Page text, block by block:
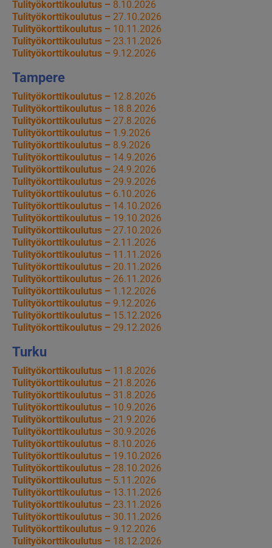
Tulityökorttikoulutus – 8.10.2026
Tulityökorttikoulutus – 27.10.2026
Tulityökorttikoulutus – 10.11.2026
Tulityökorttikoulutus – 23.11.2026
Tulityökorttikoulutus – 9.12.2026
Tampere
Tulityökorttikoulutus – 12.8.2026
Tulityökorttikoulutus – 18.8.2026
Tulityökorttikoulutus – 27.8.2026
Tulityökorttikoulutus – 1.9.2026
Tulityökorttikoulutus – 8.9.2026
Tulityökorttikoulutus – 14.9.2026
Tulityökorttikoulutus – 24.9.2026
Tulityökorttikoulutus – 29.9.2026
Tulityökorttikoulutus – 6.10.2026
Tulityökorttikoulutus – 14.10.2026
Tulityökorttikoulutus – 19.10.2026
Tulityökorttikoulutus – 27.10.2026
Tulityökorttikoulutus – 2.11.2026
Tulityökorttikoulutus – 11.11.2026
Tulityökorttikoulutus – 20.11.2026
Tulityökorttikoulutus – 26.11.2026
Tulityökorttikoulutus – 1.12.2026
Tulityökorttikoulutus – 9.12.2026
Tulityökorttikoulutus – 15.12.2026
Tulityökorttikoulutus – 29.12.2026
Turku
Tulityökorttikoulutus – 11.8.2026
Tulityökorttikoulutus – 21.8.2026
Tulityökorttikoulutus – 31.8.2026
Tulityökorttikoulutus – 10.9.2026
Tulityökorttikoulutus – 21.9.2026
Tulityökorttikoulutus – 30.9.2026
Tulityökorttikoulutus – 8.10.2026
Tulityökorttikoulutus – 19.10.2026
Tulityökorttikoulutus – 28.10.2026
Tulityökorttikoulutus – 5.11.2026
Tulityökorttikoulutus – 13.11.2026
Tulityökorttikoulutus – 23.11.2026
Tulityökorttikoulutus – 30.11.2026
Tulityökorttikoulutus – 9.12.2026
Tulityökorttikoulutus – 18.12.2026